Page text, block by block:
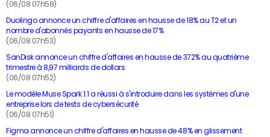
(06/08 07h58)
Duolingo annonce un chiffre d'affaires en hausse de 18% au T2 et un
nombre d'abonnés payants en hausse de 17%
(06/08 07h53)
SanDisk annonce un chiffre d'affaires en hausse de 372% au quatrième
trimestre à 8,97 milliards de dollars
(06/08 07h52)
Le modèle Muse Spark 1.1 a réussi à s'introduire dans les systèmes d'une
entreprise lors de tests de cybersécurité
(06/08 07h51)
Figma annonce un chiffre d'affaires en hausse de 48% en glissement